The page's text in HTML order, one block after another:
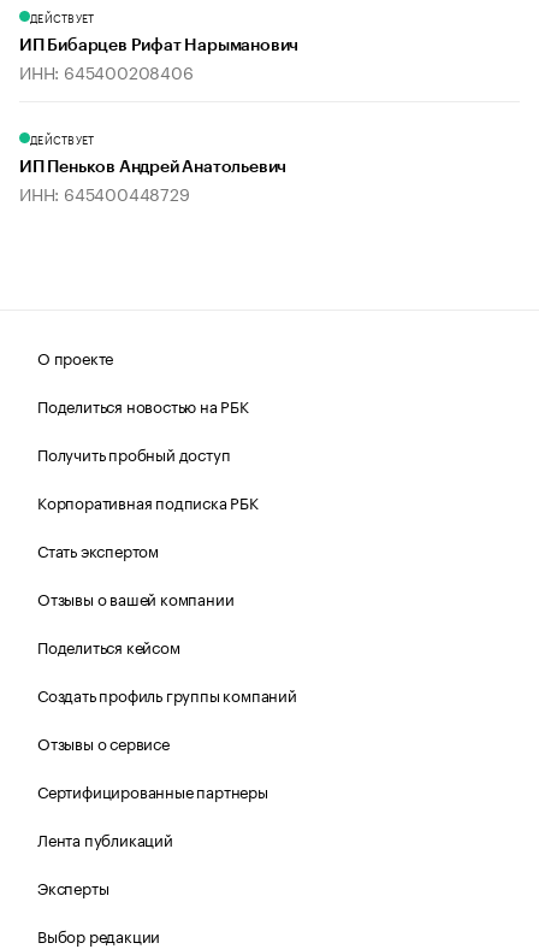
ДЕЙСТВУЕТ
ИП Бибарцев Рифат Нарыманович
ИНН: 645400208406
ДЕЙСТВУЕТ
ИП Пеньков Андрей Анатольевич
ИНН: 645400448729
О проекте
Поделиться новостью на РБК
Получить пробный доступ
Корпоративная подписка РБК
Стать экспертом
Отзывы о вашей компании
Поделиться кейсом
Создать профиль группы компаний
Отзывы о сервисе
Сертифицированные партнеры
Лента публикаций
Эксперты
Выбор редакции